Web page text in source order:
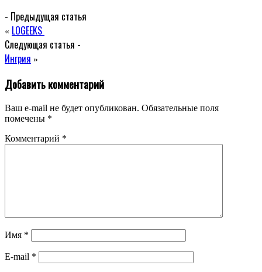
- Предыдущая статья
« LOGEEKS
Следующая статья -
Ингрия »
Добавить комментарий
Ваш e-mail не будет опубликован. Обязательные поля
помечены *
Комментарий *
Имя *
E-mail *